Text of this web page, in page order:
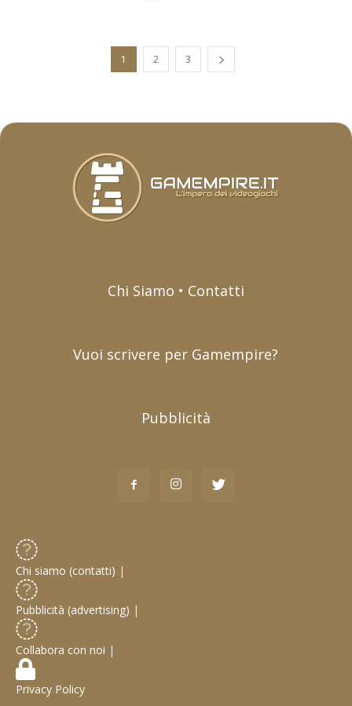
1 2 3
Chi Siamo • Contatti
Vuoi scrivere per Gamempire?
Pubblicità
Chi siamo (contatti) |
Pubblicità (advertising) |
Collabora con noi |
Privacy Policy